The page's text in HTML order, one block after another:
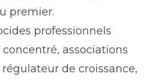
premier.
professionnels
associations
de croissance,